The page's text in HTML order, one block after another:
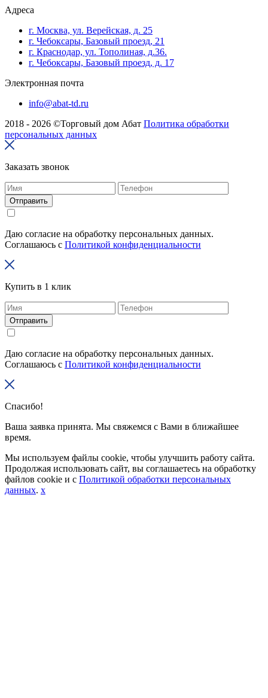
Адреса
г. Москва, ул. Верейская, д. 25
г. Чебоксары, Базовый проезд, 21
г. Краснодар, ул. Тополиная, д.36.
г. Чебоксары, Базовый проезд, д. 17
Электронная почта
info@abat-td.ru
2018 - 2026 ©Торговый дом Абат Политика обработки
персональных данных
Заказать звонок
Отправить
Даю согласие на обработку персональных данных.
Соглашаюсь с Политикой конфиденциальности
Купить в 1 клик
Отправить
Даю согласие на обработку персональных данных.
Соглашаюсь с Политикой конфиденциальности
Спасибо!
Ваша заявка принята. Мы свяжемся с Вами в ближайшее
время.
Мы используем файлы cookie, чтобы улучшить работу сайта.
Продолжая использовать сайт, вы соглашаетесь на обработку
файлов cookie и с Политикой обработки персональных
данных. x